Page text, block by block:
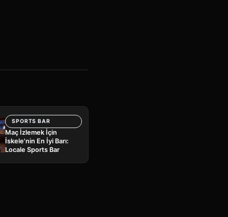
SPORTS BAR
Maç İzlemek İçin
İskele'nin En İyi Barı:
Locale Sports Bar